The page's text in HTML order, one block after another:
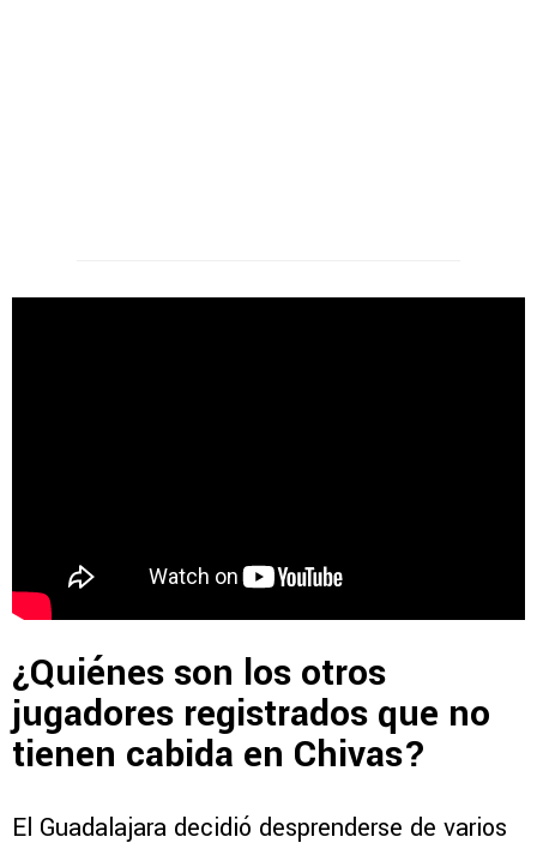
¿Quiénes son los otros
jugadores registrados que no
tienen cabida en Chivas?
El Guadalajara decidió desprenderse de varios